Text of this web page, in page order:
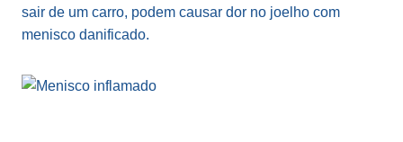
sair de um carro, podem causar dor no joelho com
menisco danificado.